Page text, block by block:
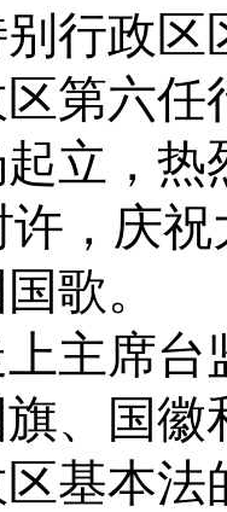
行政
第六
立，热
庆祝
歌。
席台
、国
基本法